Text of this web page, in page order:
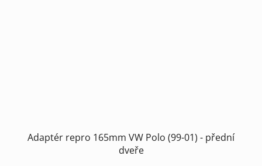
Adaptér repro 165mm VW Polo (99-01) - přední
dveře